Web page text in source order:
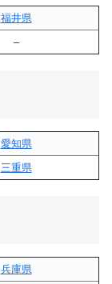
福井県
–
愛知県
三重県
兵庫県